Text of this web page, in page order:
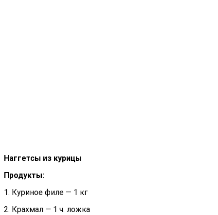
Наггетсы из курицы
Продукты:
1. Куриное филе — 1 кг
2. Крахмал — 1 ч. ложка